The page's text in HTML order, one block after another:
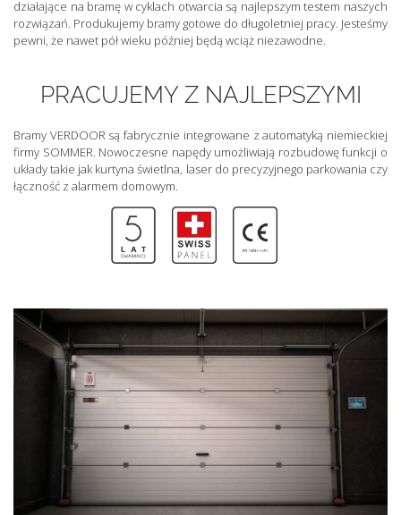
działające na bramę w cyklach otwarcia są najlepszym testem naszych
rozwiązań. Produkujemy bramy gotowe do długoletniej pracy. Jesteśmy
pewni, że nawet pół wieku później będą wciąż niezawodne.
PRACUJEMY Z NAJLEPSZYMI
Bramy VERDOOR są fabrycznie integrowane z automatyką niemieckiej
firmy SOMMER. Nowoczesne napędy umożliwiają rozbudowę funkcji o
układy takie jak kurtyna świetlna, laser do precyzyjnego parkowania czy
łączność z alarmem domowym.